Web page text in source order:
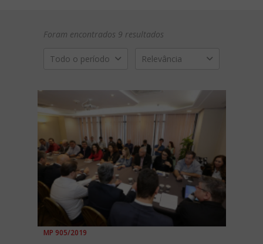
Foram encontrados 9 resultados
Todo o período Relevância
MP 905/2019